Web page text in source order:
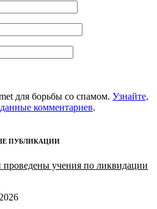
для борьбы со спамом. Узнайте,
комментариев.
ПУБЛИКАЦИИ
учения по ликвидации